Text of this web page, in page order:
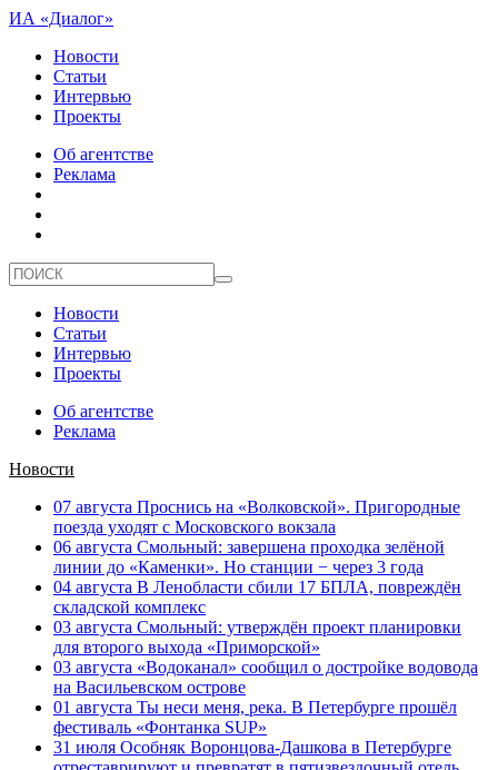
ИА «Диалог»
Новости
Статьи
Интервью
Проекты
Об агентстве
Реклама
Новости
Статьи
Интервью
Проекты
Об агентстве
Реклама
Новости
07 августа Проснись на «Волковской». Пригородные
поезда уходят с Московского вокзала
06 августа Смольный: завершена проходка зелёной
линии до «Каменки». Но станции − через 3 года
04 августа В Ленобласти сбили 17 БПЛА, повреждён
складской комплекс
03 августа Смольный: утверждён проект планировки
для второго выхода «Приморской»
03 августа «Водоканал» сообщил о достройке водовода
на Васильевском острове
01 августа Ты неси меня, река. В Петербурге прошёл
фестиваль «Фонтанка SUP»
31 июля Особняк Воронцова-Дашкова в Петербурге